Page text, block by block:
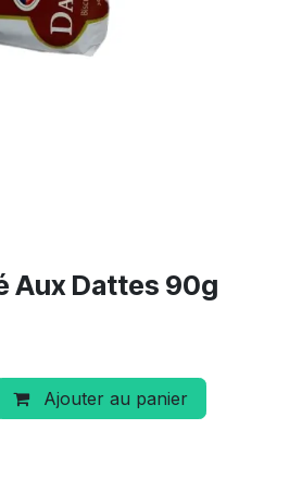
Aux Dattes 90g
Ajouter au panier